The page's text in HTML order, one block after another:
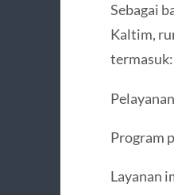
Sebagai
Kaltim,
termasuk:
Program
Layanan